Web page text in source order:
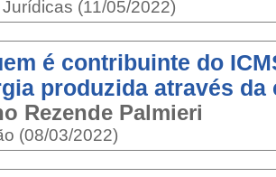
(11/05/2022)
é contribuinte do
produzida através
Rezende Palmieri
(08/03/2022)